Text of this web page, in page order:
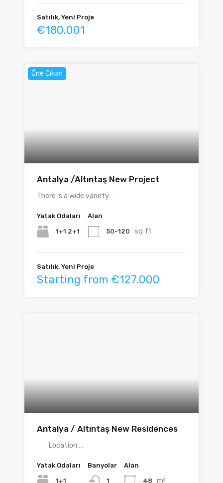
Satılık, Yeni Proje
€180.001
Öne Çıkan
Antalya /Altıntaş New Project
There is a wide variety…
Yatak Odaları
1+1 2+1
Alan
50-120 sq ft
Satılık, Yeni Proje
Starting from €127.000
Antalya / Altıntaş New Residences
Location:…
Yatak Odaları
1+1
Banyolar
1
Alan
48 m²